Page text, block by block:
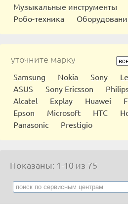
Музыкальные инструменты
Робо-техника
уточните марку
Samsung Nokia Sony
ASUS
Sony Ericsson
Alcatel
Explay Huawei
Epson
Microsoft HTC
Panasonic
Prestigio
Показаны: 1-10 из 75